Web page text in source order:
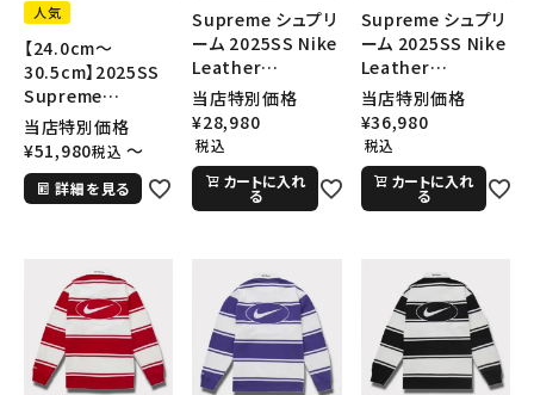
人気
【24.0cm～
30.5cm】2025SS
Supreme
GOODENOUGH
Nike Air Force 1
Low AF1 シュプリ
ームグッドイナフ ナ
当店特別価格
¥51,980税込 〜
詳細を見る
Supreme シュプリ
ーム 2025SS Nike
Leather
Shoulder Bag ナ
イキレザーショルダ
ーバッグ スネーク
スキン
当店特別価格
¥28,980
税込
カートに入れ
る
Supreme シュプリ
ーム 2025SS Nike
Leather
Shoulder Bag ナ
イキレザーショルダ
ーバッグ ブラック
黒
当店特別価格
¥36,980
税込
カートに入れ
る